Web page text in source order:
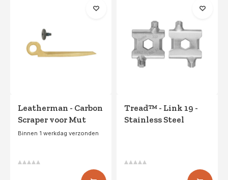
Leatherman - Carbon
Scraper voor Mut
Binnen 1 werkdag verzonden
Tread™ - Link 19 -
Stainless Steel